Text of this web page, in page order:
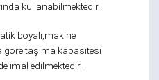
kullanabilmektedir…
boyalı,makine
göre taşıma kapasitesi
imal edilmektedir…